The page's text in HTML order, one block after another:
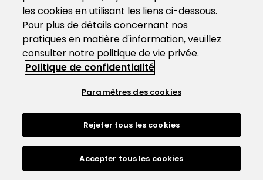
les cookies en utilisant les liens ci-dessous.
Pour plus de détails concernant nos
pratiques en matière d'information, veuillez
consulter notre politique de vie privée.
Politique de confidentialité
Paramètres des cookies
Rejeter tous les cookies
Accepter tous les cookies